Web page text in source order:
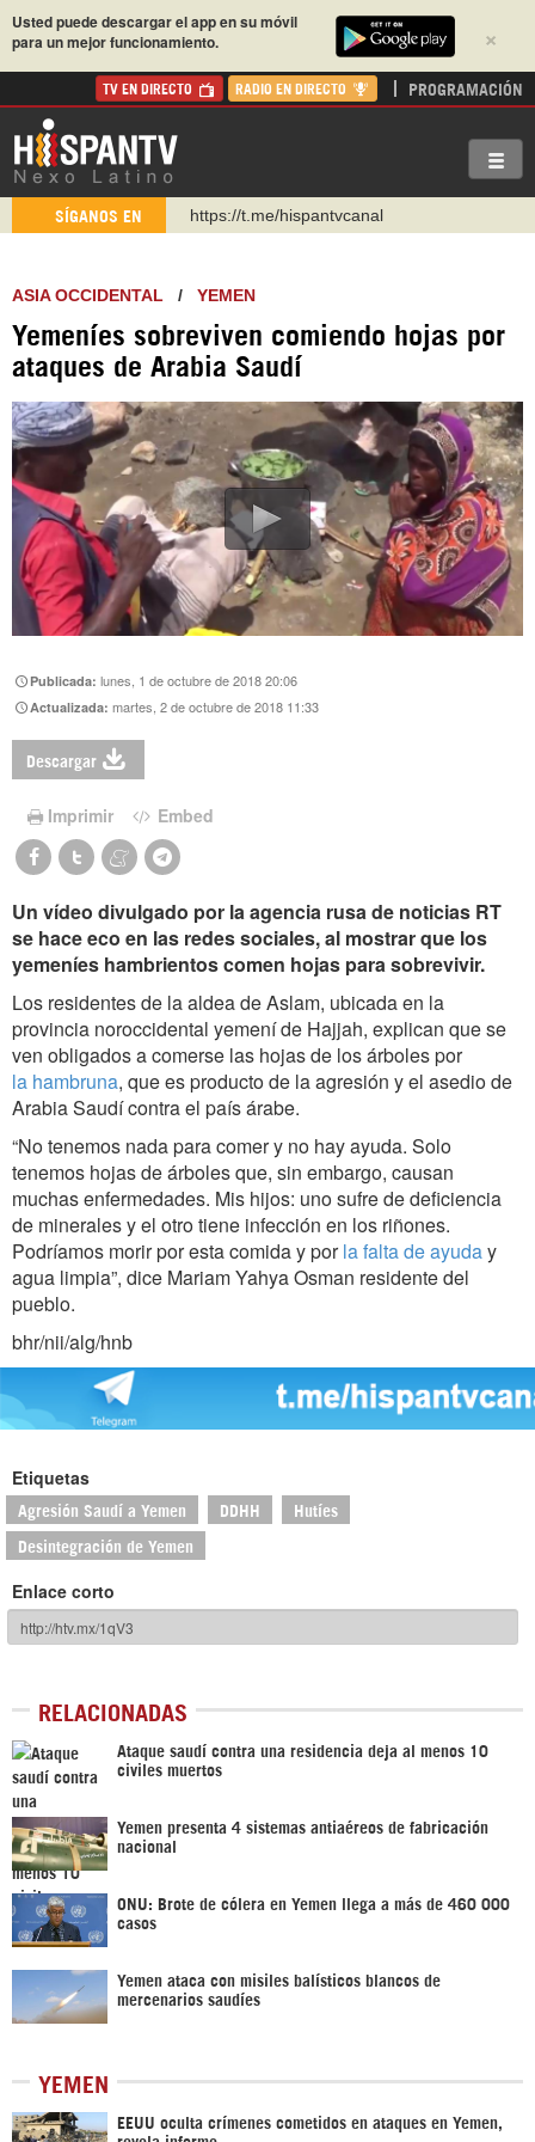
×
Usted puede descargar el app en su móvil
para un mejor funcionamiento.
TV EN DIRECTO RADIO EN DIRECTO PROGRAMACIÓN
SÍGANOS EN
https://t.me/hispantvcanal
WhatsApp y Viber: +98 921 79 29 404
Instagram como: hispan_tv
https://www.facebook.com/Nexolatino.Canal
http://twitter.com/nexo_latino
ASIA OCCIDENTAL / YEMEN
Yemeníes sobreviven comiendo hojas por
ataques de Arabia Saudí
Publicada:lunes, 1 de octubre de 2018 20:06
Actualizada:martes, 2 de octubre de 2018 11:33
Descargar
Imprimir Embed
Un vídeo divulgado por la agencia rusa de noticias RT
se hace eco en las redes sociales, al mostrar que los
yemeníes hambrientos comen hojas para sobrevivir.
Los residentes de la aldea de Aslam, ubicada en la
provincia noroccidental yemení de Hajjah, explican que se
ven obligados a comerse las hojas de los árboles por
la hambruna, que es producto de la agresión y el asedio de
Arabia Saudí contra el país árabe.
“No tenemos nada para comer y no hay ayuda. Solo
tenemos hojas de árboles que, sin embargo, causan
muchas enfermedades. Mis hijos: uno sufre de deficiencia
de minerales y el otro tiene infección en los riñones.
Podríamos morir por esta comida y porla falta de ayuday
agua limpia”, dice Mariam Yahya Osman residente del
pueblo.
bhr/nii/alg/hnb
Etiquetas
Agresión Saudí a Yemen DDHH Hutíes
Desintegración de Yemen
Enlace corto
RELACIONADAS
Ataque saudí contra una residencia deja al menos 10
civiles muertos
Yemen presenta 4 sistemas antiaéreos de fabricación
nacional
ONU: Brote de cólera en Yemen llega a más de 460 000
casos
Yemen ataca con misiles balísticos blancos de
mercenarios saudíes
YEMEN
EEUU oculta crímenes cometidos en ataques en Yemen,